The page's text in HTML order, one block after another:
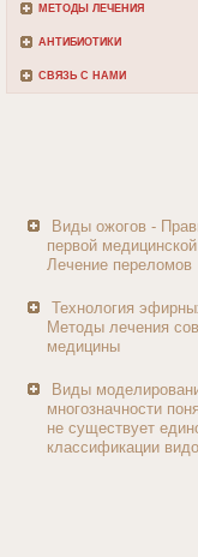
МЕТОДЫ ЛЕЧЕНИЯ
АНТИБИОТИКИ
СВЯЗЬ С НАМИ
Виды ожогов -
первой
Лечение переломов
Технология
Методы лечения
медицины
Виды
многозначности
не существует
классификации